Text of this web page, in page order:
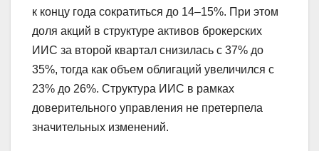
к концу года сократиться до 14–15%. При этом
доля акций в структуре активов брокерских
ИИС за второй квартал снизилась с 37% до
35%, тогда как объем облигаций увеличился с
23% до 26%. Структура ИИС в рамках
доверительного управления не претерпела
значительных изменений.